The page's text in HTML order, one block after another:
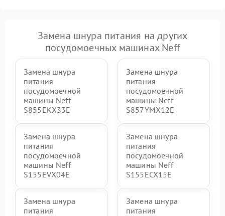
Замена шнура питания на других
посудомоечных машинах Neff
Замена шнура
питания
посудомоечной
машины Neff
S855EKX33E
Замена шнура
питания
посудомоечной
машины Neff
S857YMX12E
Замена шнура
питания
посудомоечной
машины Neff
S155EVX04E
Замена шнура
питания
посудомоечной
машины Neff
S155ECX15E
Замена шнура
питания
Замена шнура
питания